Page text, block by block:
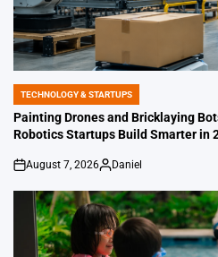
POSTED
IN
TECHNOLOGY & STARTUPS
Painting Drones and Bricklaying
Robotics Startups Build Smarter in
on
August 7, 2026
Posted
Daniel